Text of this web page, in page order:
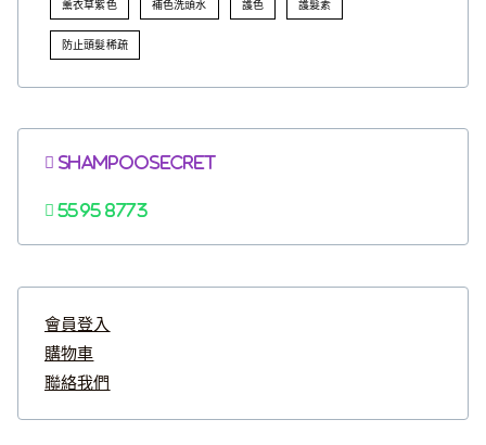
薰衣草紫色 補色洗頭水 護色 護髮素
防止頭髮稀疏
Shampoosecret
5595 8773
會員登入
購物車
聯絡我們